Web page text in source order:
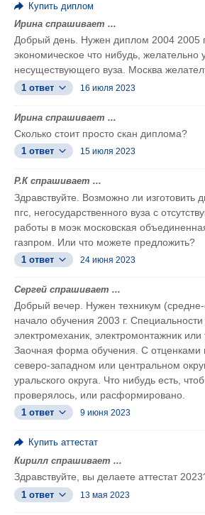
Купить диплом
Ирина спрашивает ...
Добрый день. Нужен диплом 2004 2005
экономическое что нибудь, желательно
несуществующего вуза. Москва
1 ответ 16 июля 2023
Ирина спрашивает ...
Сколько стоит просто скан диплома?
1 ответ 15 июля 2023
Р.К спрашивает ...
Здравствуйте. Возможно ли изготовить
пгс, негосударственного вуза с
работы в моэк московская
газпром. Или что можете предложить?
1 ответ 24 июня 2023
Сергей спрашивает ...
Добрый вечер. Нужен техникум
начало обучения 2003 г. Специальности
электромеханик, электромонтажник или
Заочная форма обучения. С отценками
северо-западном или центральном
уральского округа. Что нибудь есть,
проверялось, или расформировано.
1 ответ 9 июня 2023
Купить аттестат
Кирилл спрашивает ...
Здравствуйте, вы делаете аттестат
1 ответ 13 мая 2023